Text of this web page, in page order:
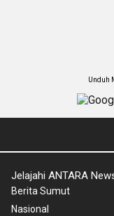
Unduh
Jelajahi ANTARA
Berita Sumut
Nasional